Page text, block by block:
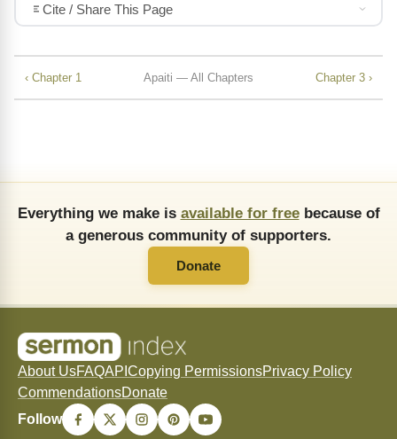
Cite / Share This Page
‹ Chapter 1 Apaiti — All Chapters Chapter 3 ›
Everything we make is available for freebecause of
a generous community of supporters.
Donate
About UsFAQAPI Copying PermissionsPrivacy Policy
CommendationsDonate
Follow